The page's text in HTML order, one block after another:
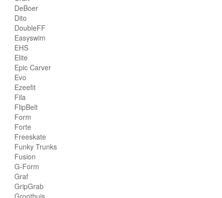
DeBoer
Dito
DoubleFF
Easyswim
EHS
Elite
Epic Carver
Evo
Ezeefit
Fila
FlipBelt
Form
Forte
Freeskate
Funky Trunks
Fusion
G-Form
Graf
GripGrab
Groothuis